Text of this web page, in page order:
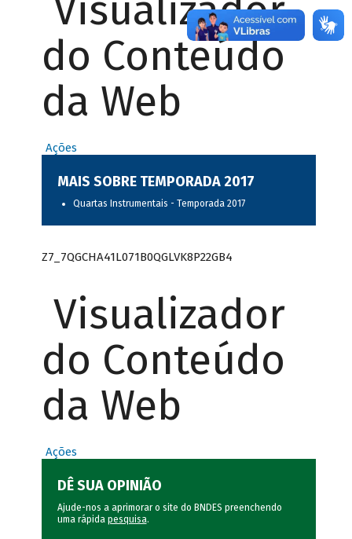
Visualizador
do Conteúdo
da Web
Ações
MAIS SOBRE TEMPORADA 2017
Quartas Instrumentais - Temporada 2017
Z7_7QGCHA41L071B0QGLVK8P22GB4
Visualizador
do Conteúdo
da Web
Ações
DÊ SUA OPINIÃO
Ajude-nos a aprimorar o site do BNDES preenchendo
uma rápida pesquisa.